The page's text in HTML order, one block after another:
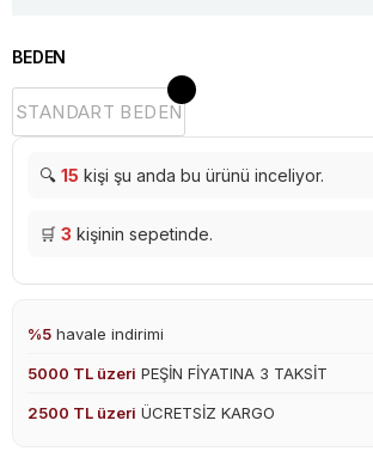
BEDEN
STANDART BEDEN
🔍 15 kişi şu anda bu ürünü inceliyor.
🛒 3 kişinin sepetinde.
%5 havale indirimi
5000 TL üzeri PEŞİN FİYATINA 3 TAKSİT
2500 TL üzeri ÜCRETSİZ KARGO